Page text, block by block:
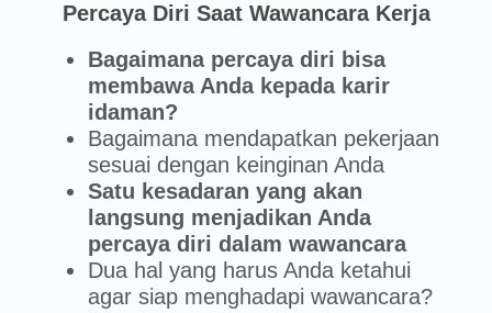
Percaya Diri Saat Wawancara Kerja
Bagaimana percaya diri bisa
membawa Anda kepada karir
idaman?
Bagaimana mendapatkan pekerjaan
sesuai dengan keinginan Anda
Satu kesadaran yang akan
langsung menjadikan Anda
percaya diri dalam wawancara
Dua hal yang harus Anda ketahui
agar siap menghadapi wawancara?